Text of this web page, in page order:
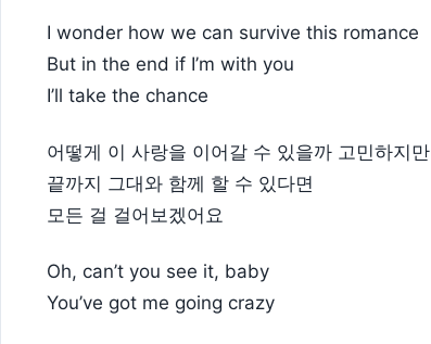
I wonder how we can survive this romance
But in the end if I’m with you
I’ll take the chance
어떻게 이 사랑을 이어갈 수 있을까 고민하지만
끝까지 그대와 함께 할 수 있다면
모든 걸 걸어보겠어요
Oh, can’t you see it, baby
You’ve got me going crazy